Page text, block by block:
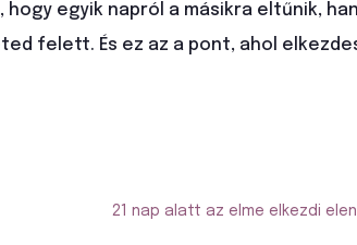
egyik napról a másikra eltűnik,
felett. És ez az a pont, ahol
21 nap alatt az elme elkezdi